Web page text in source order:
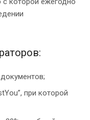
при которой